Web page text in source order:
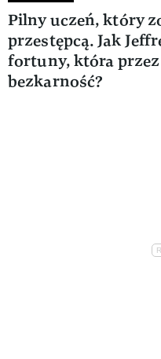
Pilny uczeń, który
przestępcą. Jak
fortuny, która przez
bezkarność?